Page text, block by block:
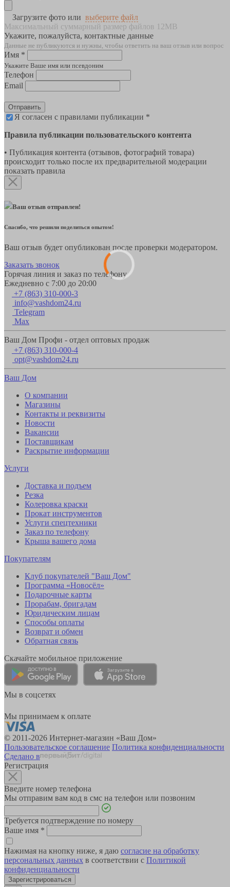
Загрузите фото или выберите файл
Максимальный суммарный размер файлов 12MB
Укажите, пожалуйста, контактные данные
Данные не публикуются и нужны, чтобы ответить на ваш отзыв или вопрос
Имя *
Укажите Ваше имя или псевдоним
Телефон
Email
Отправить
Я согласен с правилами публикации *
Правила публикации пользовательского контента
• Публикация контента (отзывов, фотографий товара)
происходит только после их предварительной модерации
показать правила
Ваш отзыв отправлен!
Спасибо, что решили поделиться опытом!
Ваш отзыв будет опубликован после проверки модератором.
Заказать звонок
Горячая линия и заказ по телефону
Ежедневно с 7:00 до 20:00
+7 (863) 310-000-3
info@vashdom24.ru
Telegram
Max
Ваш Дом Профи - отдел оптовых продаж
+7 (863) 310-000-4
opt@vashdom24.ru
Ваш Дом
О компании
Магазины
Контакты и реквизиты
Новости
Вакансии
Поставщикам
Раскрытие информации
Услуги
Доставка и подъем
Резка
Колеровка краски
Прокат инструментов
Услуги спецтехники
Заказ по телефону
Крыша вашего дома
Покупателям
Клуб покупателей "Ваш Дом"
Программа «Новосёл»
Подарочные карты
Прорабам, бригадам
Юридическим лицам
Способы оплаты
Возврат и обмен
Обратная связь
Скачайте мобильное приложение
Мы в соцсетях
Мы принимаем к оплате
© 2011-2026 Интернет-магазин «Ваш Дом»
Пользовательское соглашение Политика конфиденциальности
Сделано в
Регистрация
Введите номер телефона
Мы отправим вам код в смс на телефон или позвоним
Требуется подтверждение по номеру
Ваше имя *
Нажимая на кнопку ниже, я даю согласие на обработку
персональных данных в соответствии с Политикой
конфиденциальности
Зарегистрироваться